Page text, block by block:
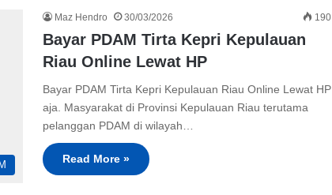
Maz Hendro 30/03/2026 190
Bayar PDAM Tirta Kepri Kepulauan
Riau Online Lewat HP
Bayar PDAM Tirta Kepri Kepulauan Riau Online Lewat HP
aja. Masyarakat di Provinsi Kepulauan Riau terutama
pelanggan PDAM di wilayah…
Read More »